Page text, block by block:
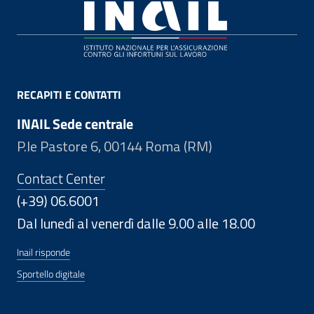
RECAPITI E CONTATTI
INAIL Sede centrale
P.le Pastore 6, 00144 Roma (RM)
Contact Center
(+39) 06.6001
Dal lunedì al venerdì dalle 9.00 alle 18.00
Inail risponde
Sportello digitale